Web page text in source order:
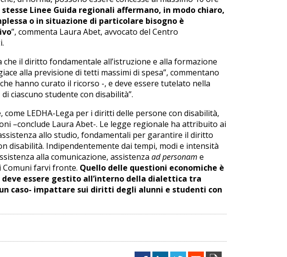
stesse Linee Guida regionali affermano, in modo chiaro,
o in situazione di particolare bisogno è
”, commenta Laura Abet, avvocato del Centro
il diritto fondamentale all’istruzione e alla formazione
alla previsione di tetti massimi di spesa”, commentano
hanno curato il ricorso -, e deve essere tutelato nella
ciascuno studente con disabilità”.
come LEDHA-Lega per i diritti delle persone con disabilità,
–conclude Laura Abet-. Le legge regionale ha attribuito ai
allo studio, fondamentali per garantire il diritto
disabilità. Indipendentemente dai tempi, modi e intensità
alla comunicazione, assistenza ad personam e
farvi fronte. Quello delle questioni economiche è
essere gestito all’interno della dialettica tra
caso- impattare sui diritti degli alunni e studenti con